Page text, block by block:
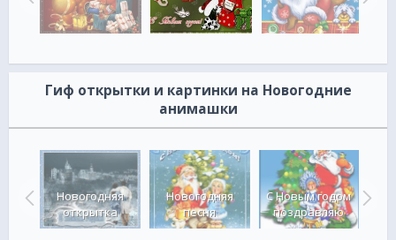
Гиф открытки и картинки на Новогодние
анимашки
Новогодняя
открытка
Новогодняя
песня
С Новым годом
поздравляю